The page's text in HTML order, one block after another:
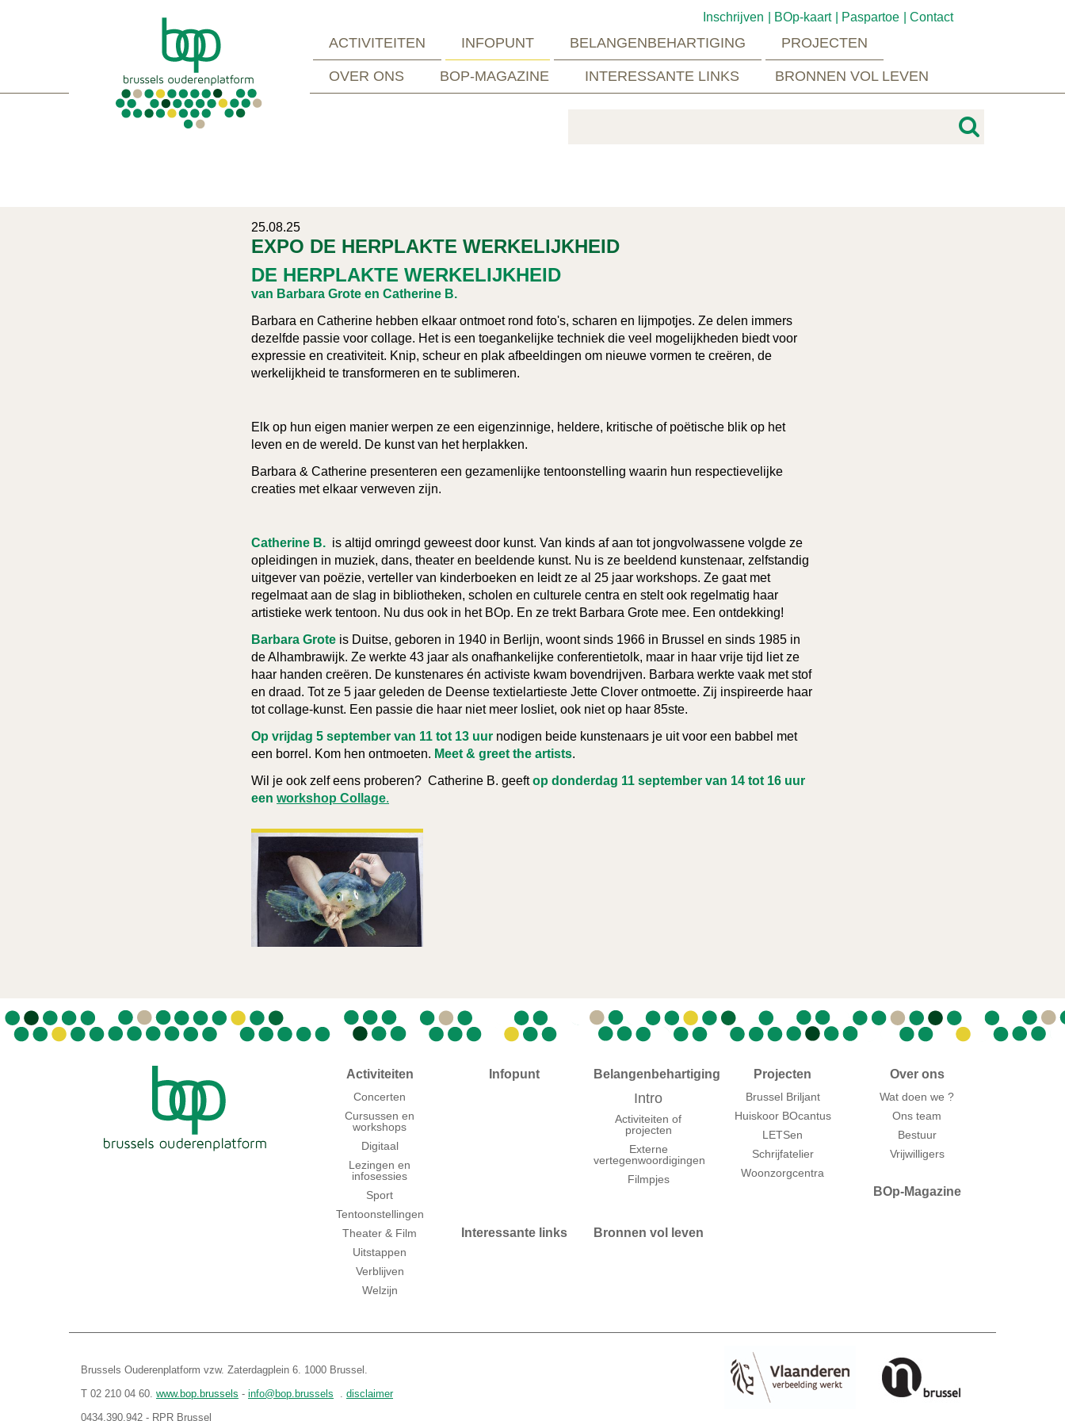
Inschrijven BOp-kaart Paspartoe Contact
ACTIVITEITEN INFOPUNT BELANGENBEHARTIGING PROJECTEN
OVER ONS BOP-MAGAZINE INTERESSANTE LINKS BRONNEN VOL LEVEN
25.08.25
EXPO DE HERPLAKTE WERKELIJKHEID
DE HERPLAKTE WERKELIJKHEID
van Barbara Grote en Catherine B.
Barbara en Catherine hebben elkaar ontmoet rond foto's, scharen en lijmpotjes. Ze delen immers
dezelfde passie voor collage. Het is een toegankelijke techniek die veel mogelijkheden biedt voor
expressie en creativiteit. Knip, scheur en plak afbeeldingen om nieuwe vormen te creëren, de
werkelijkheid te transformeren en te sublimeren.
Elk op hun eigen manier werpen ze een eigenzinnige, heldere, kritische of poëtische blik op het
leven en de wereld. De kunst van het herplakken.
Barbara & Catherine presenteren een gezamenlijke tentoonstelling waarin hun respectievelijke
creaties met elkaar verweven zijn.
Catherine B. is altijd omringd geweest door kunst. Van kinds af aan tot jongvolwassene volgde ze
opleidingen in muziek, dans, theater en beeldende kunst. Nu is ze beeldend kunstenaar, zelfstandig
uitgever van poëzie, verteller van kinderboeken en leidt ze al 25 jaar workshops. Ze gaat met
regelmaat aan de slag in bibliotheken, scholen en culturele centra en stelt ook regelmatig haar
artistieke werk tentoon. Nu dus ook in het BOp. En ze trekt Barbara Grote mee. Een ontdekking!
Barbara Grote is Duitse, geboren in 1940 in Berlijn, woont sinds 1966 in Brussel en sinds 1985 in
de Alhambrawijk. Ze werkte 43 jaar als onafhankelijke conferentietolk, maar in haar vrije tijd liet ze
haar handen creëren. De kunstenares én activiste kwam bovendrijven. Barbara werkte vaak met stof
en draad. Tot ze 5 jaar geleden de Deense textielartieste Jette Clover ontmoette. Zij inspireerde haar
tot collage-kunst. Een passie die haar niet meer losliet, ook niet op haar 85ste.
Op vrijdag 5 september van 11 tot 13 uur nodigen beide kunstenaars je uit voor een babbel met
een borrel. Kom hen ontmoeten. Meet & greet the artists.
Wil je ook zelf eens proberen? Catherine B. geeftop donderdag 11 september van 14 tot 16 uur
een workshop Collage.
Activiteiten
Concerten
Cursussen en
workshops
Digitaal
Lezingen en
infosessies
Sport
Tentoonstellingen
Theater & Film
Uitstappen
Verblijven
Welzijn
Infopunt Belangenbehartiging
Intro
Activiteiten of
projecten
Externe
vertegenwoordigingen
Filmpjes
Projecten
Brussel Briljant
Huiskoor BOcantus
LETSen
Schrijfatelier
Woonzorgcentra
Over ons
Wat doen we ?
Ons team
Bestuur
Vrijwilligers
BOp-Magazine
Interessante links Bronnen vol leven
Brussels Ouderenplatform vzw. Zaterdagplein 6. 1000 Brussel.
T 02 210 04 60. www.bop.brussels - info@bop.brussels . disclaimer
0434.390.942 - RPR Brussel